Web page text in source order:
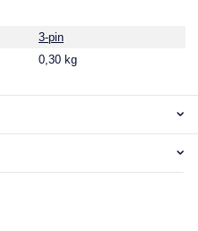
3-pin
0,30 kg